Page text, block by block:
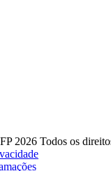
2026 Todos os